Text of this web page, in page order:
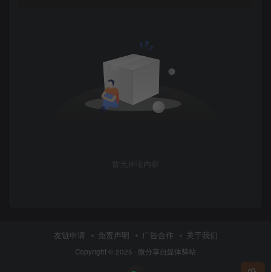
暂无评论内容
友链申请 免责声明 广告合作 关于我们
Copyright © 2025 · 微分享自媒体驿站